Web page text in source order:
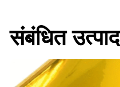
संबंधित उत्पाद